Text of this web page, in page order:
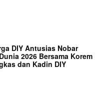
DIY Antusias Nobar
2026 Bersama Korem
dan Kadin DIY